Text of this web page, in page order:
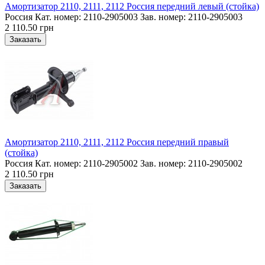
Амортизатор 2110, 2111, 2112 Россия передний левый (стойка)
Россия Кат. номер: 2110-2905003 Зав. номер: 2110-2905003
2 110.50 грн
Амортизатор 2110, 2111, 2112 Россия передний правый
(стойка)
Россия Кат. номер: 2110-2905002 Зав. номер: 2110-2905002
2 110.50 грн